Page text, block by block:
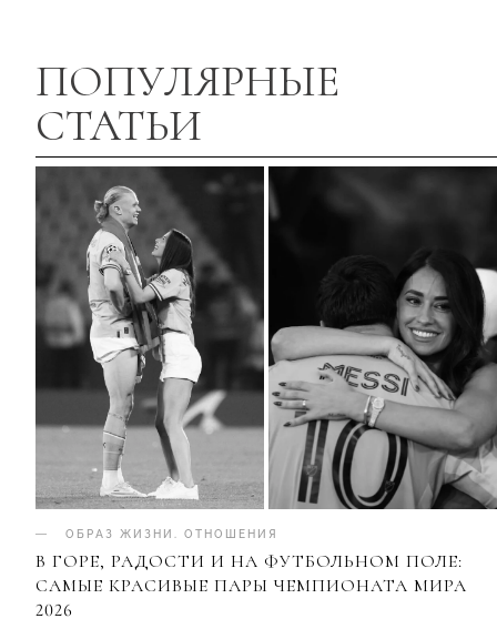
ПОПУЛЯРНЫЕ
СТАТЬИ
ОБРАЗ ЖИЗНИ ОТНОШЕНИЯ
В ГОРЕ, РАДОСТИ И НА ФУТБОЛЬНОМ ПОЛЕ:
САМЫЕ КРАСИВЫЕ ПАРЫ ЧЕМПИОНАТА МИРА
2026